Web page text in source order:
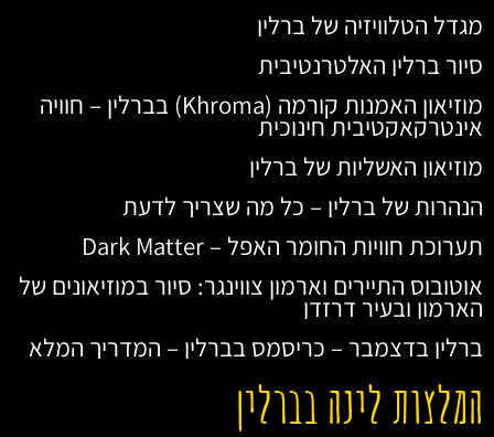
מגדל הטלוויזיה של ברלין
סיור ברלין האלטרנטיבית
מוזיאון האמנות קורמה (Khroma) בברלין – חוויה
אינטרקאקטיבית חינוכית
מוזיאון האשליות של ברלין
הנהרות של ברלין – כל מה שצריך לדעת
תערוכת חוויות החומר האפל – Dark Matter
אוטובוס התיירים וארמון צווינגר: סיור במוזיאונים של
הארמון ובעיר דרזדן
ברלין בדצמבר – כריסמס בברלין – המדריך המלא
המלצות לינה בברלין